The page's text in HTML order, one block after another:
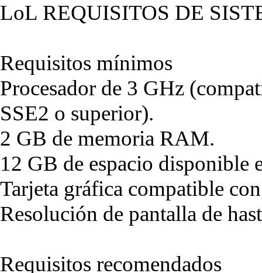
LoL REQUISITOS DE
Requisitos mínimos
Procesador de 3 GHz
SSE2 o superior).
2 GB de memoria RAM.
12 GB de espacio disponible
Tarjeta gráfica compatible
Resolución de pantalla de
Requisitos recomendados